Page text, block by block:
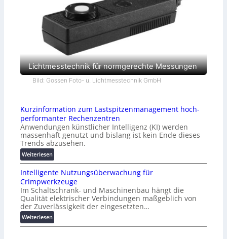
Lichtmesstechnik für normgerechte Messungen
Bild: Gossen Foto- u. Lichtmesstechnik GmbH
Kurzinformation zum Lastspitzenmanagement hoch-
performanter Rechenzentren
Anwendungen künstlicher Intelligenz (KI) werden
massenhaft genutzt und bislang ist kein Ende dieses
Trends abzusehen.
Weiterlesen:
K
u
r
z
i
n
f
o
Intelligente Nutzungsüberwachung für
Crimpwerkzeuge
Im Schaltschrank- und Maschinenbau hängt die
Qualität elektrischer Verbindungen maßgeblich von
der Zuverlässigkeit der eingesetzten…
Weiterlesen:
I